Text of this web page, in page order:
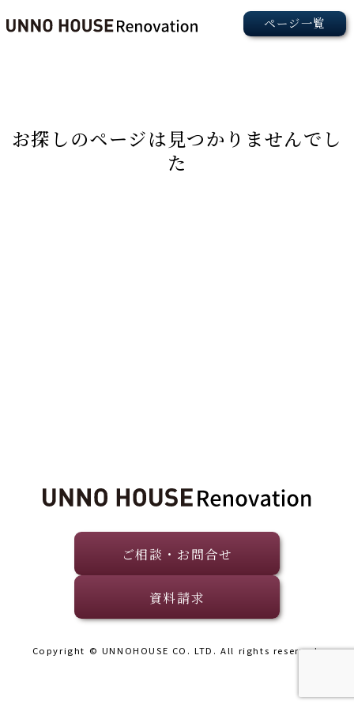
お探しのページは見つかりませんでし
た
ご相談・お問合せ
資料請求
Copyright © UNNOHOUSE CO. LTD. All rights reserved.